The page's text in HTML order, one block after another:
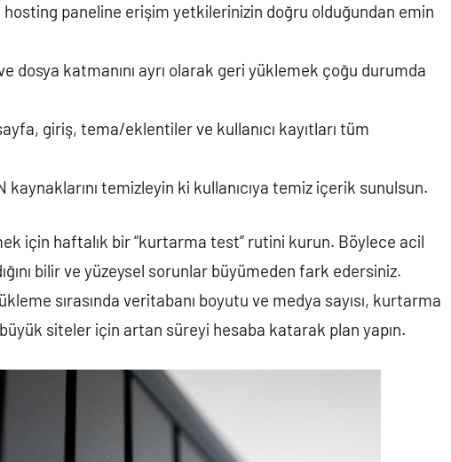
hosting paneline erişim yetkilerinizin doğru olduğundan emin
dosya katmanını ayrı olarak geri yüklemek çoğu durumda
giriş, tema/eklentiler ve kullanıcı kayıtları tüm
kaynaklarını temizleyin ki kullanıcıya temiz içerik sunulsun.
için haftalık bir “kurtarma test” rutini kurun. Böylece acil
bilir ve yüzeysel sorunlar büyümeden fark edersiniz.
sırasında veritabanı boyutu ve medya sayısı, kurtarma
siteler için artan süreyi hesaba katarak plan yapın.